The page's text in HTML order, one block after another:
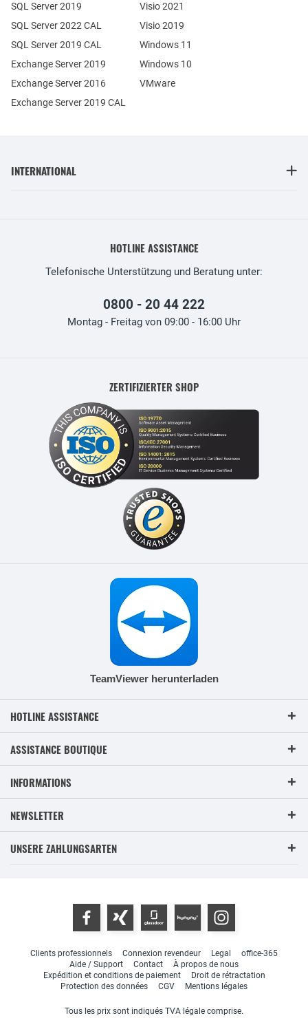
Exchange Server 2019
Exchange Server 2016
SQL Server 2019
SQL Server 2022 CAL
SQL Server 2019 CAL
Exchange Server 2019 CAL
Visio 2021
Visio 2019
Windows 11
Windows 10
VMware
INTERNATIONAL
HOTLINE ASSISTANCE
Telefonische Unterstützung und Beratung unter:
0800 - 20 44 222
Montag - Freitag von 09:00 - 16:00 Uhr
ZERTIFIZIERTER SHOP
TeamViewer herunterladen
HOTLINE ASSISTANCE
ASSISTANCE BOUTIQUE
INFORMATIONS
NEWSLETTER
UNSERE ZAHLUNGSARTEN
Clients professionnels Connexion revendeur Legal
office-365
Aide / Support
Contact
À propos de nous
Expédition et conditions de paiement
Droit de rétractation
Protection des données
CGV Mentions légales
Tous les prix sont indiqués TVA légale comprise.